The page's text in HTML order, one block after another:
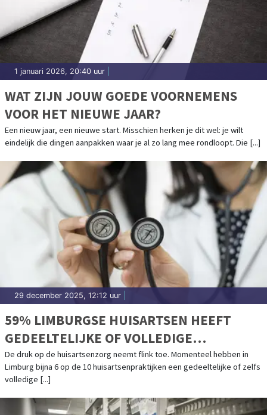
1 januari 2026, 20:40 uur
WAT ZIJN JOUW GOEDE VOORNEMENS
VOOR HET NIEUWE JAAR?
Een nieuw jaar, een nieuwe start. Misschien herken je dit wel: je wilt
eindelijk die dingen aanpakken waar je al zo lang mee rondloopt. Die [...]
29 december 2025, 12:12 uur
59% LIMBURGSE HUISARTSEN HEEFT
GEDEELTELIJKE OF VOLLEDIGE
PATIËNTENSTOP
De druk op de huisartsenzorg neemt flink toe. Momenteel hebben in
Limburg bijna 6 op de 10 huisartsenpraktijken een gedeeltelijke of zelfs
volledige [...]